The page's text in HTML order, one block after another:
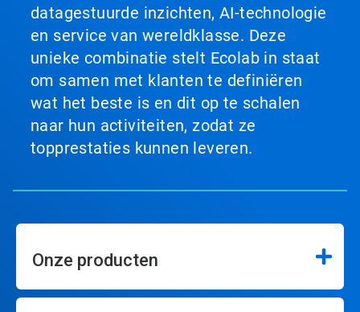
datagestuurde inzichten, AI-technologie
en service van wereldklasse. Deze
unieke combinatie stelt Ecolab in staat
om samen met klanten te definiëren
wat het beste is en dit op te schalen
naar hun activiteiten, zodat ze
topprestaties kunnen leveren.
Onze producten